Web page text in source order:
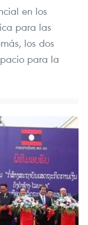
en los
para las
los dos
para la